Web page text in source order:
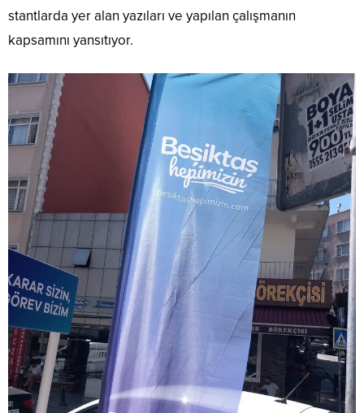
stantlarda yer alan yazıları ve yapılan çalışmanın
kapsamını yansıtıyor.